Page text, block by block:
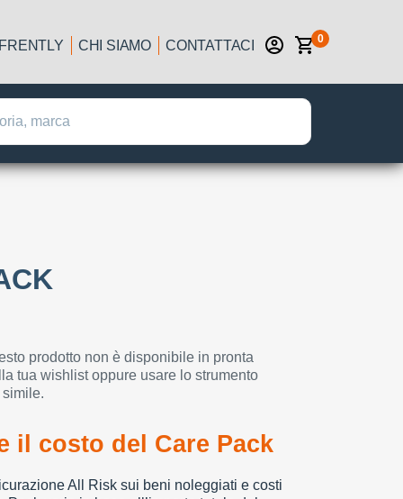
CHI SIAMO CONTATTACI 0
prodotto non è disponibile in pronta
tua wishlist oppure usare lo strumento
simile.
il costo del Care Pack
All Risk sui beni noleggiati e costi